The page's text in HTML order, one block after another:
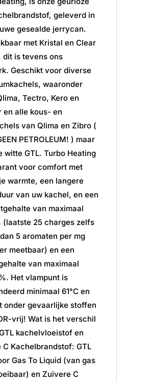
geleverd in
gesealde jerrycan.
met Kristal en Clear
dit is tevens ons
Geschikt voor diverse
waaronder
Tectro, Kero en
en alle kous- en
van Qlima en Zibro (
PETROLEUM! ) maar
witte GTL. Turbo Heating
voor comfort met
warmte, een langere
van uw kachel, en een
van maximaal
(laatste 25 charges zelfs
5 aromaten per mg
meetbaar) en een
van maximaal
Het vlampunt is
minimaal 61°C en
onder gevaarlijke stoffen
vrij! Wat is het verschil
kachelvloeistof en
C Kachelbrandstof: GTL
Gas To Liquid (van gas
en Zuivere C